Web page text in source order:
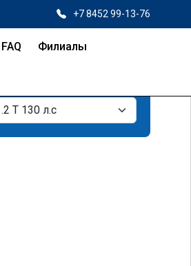
+7 8452 99-13-76
FAQ Филиалы